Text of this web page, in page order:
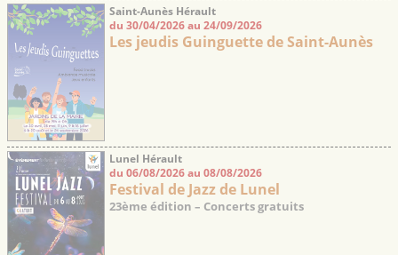
Saint-Aunès Hérault
du 30/04/2026 au 24/09/2026
Les jeudis Guinguette de Saint-Aunès
Lunel Hérault
du 06/08/2026 au 08/08/2026
Festival de Jazz de Lunel
23ème édition – Concerts gratuits